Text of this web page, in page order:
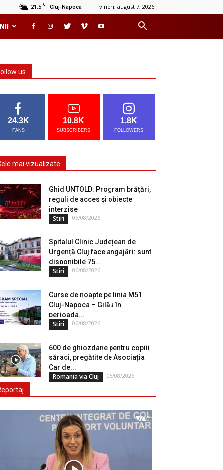
21.5 C Cluj-Napoca vineri, august 7, 2026
us
24.3K
FANS
10.8K
SUBSCRIBERS
1.8K
FOLLOWERS
mai vizualizate
Ghid UNTOLD: Program brățări,
reguli de acces și obiecte
interzise
Stiri 05/08/2026
Spitalul Clinic Județean de
Urgență Cluj face angajări: sunt
disponibile 75...
Stiri 06/08/2026
Curse de noapte pe linia M51
Cluj-Napoca – Gilău în
perioada...
Stiri 06/08/2026
600 de ghiozdane pentru copiii
săraci, pregătite de Asociația
Car de...
Romania via Cluj 05/08/2026